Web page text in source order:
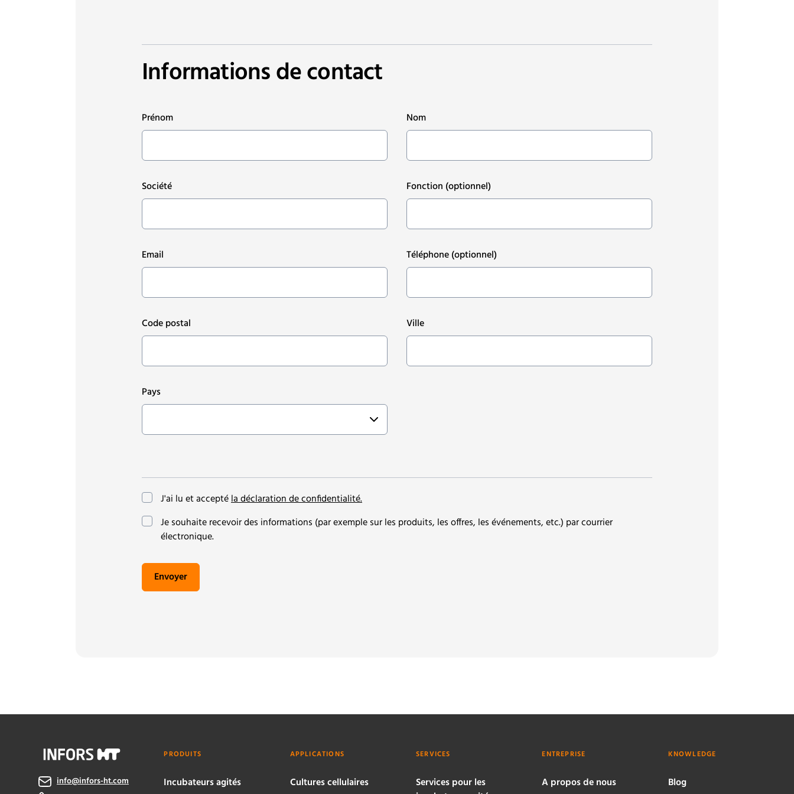
Informations de contact
Prénom Nom
Société Fonction (optionnel)
Email Téléphone(optionnel)
Code postal Ville
Pays
J'ai lu et acceptéla déclaration de confidentialité.
(optionnel)
Je souhaite recevoir des informations (par exemple sur les produits, les offres, les événements, etc.) par courrier
électronique.
Envoyer
info@infors-ht.com
PRODUITS
Incubateurs agités
APPLICATIONS
Cultures cellulaires
SERVICES
Services pour les
ENTREPRISE
A propos de nous
KNOWLEDGE
Blog